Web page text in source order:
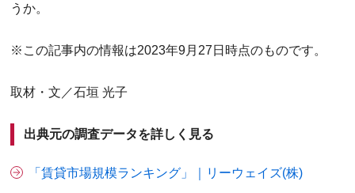
うか。
※この記事内の情報は2023年9月27日時点のものです。
取材・文／石垣 光子
出典元の調査データを詳しく見る
「賃貸市場規模ランキング」｜リーウェイズ(株)